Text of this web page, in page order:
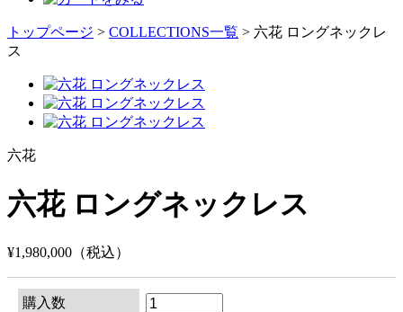
トップページ > COLLECTIONS一覧 > 六花 ロングネックレ
ス
六花
六花 ロングネックレス
¥1,980,000 （税込）
購入数